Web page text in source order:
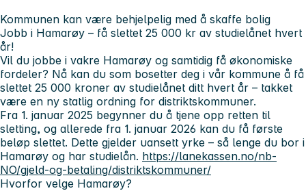
Kommunen kan være behjelpelig med å skaffe bolig
Jobb i Hamarøy – få slettet 25 000 kr av studielånet hvert
år!
Vil du jobbe i vakre Hamarøy og samtidig få økonomiske
fordeler? Nå kan du som bosetter deg i vår kommune å få
slettet 25 000 kroner av studielånet ditt hvert år – takket
være en ny statlig ordning for distriktskommuner.
Fra 1. januar 2025 begynner du å tjene opp retten til
sletting, og allerede fra 1. januar 2026 kan du få første
beløp slettet. Dette gjelder uansett yrke – så lenge du bor i
Hamarøy og har studielån. https://lanekassen.no/nb-
NO/gjeld-og-betaling/distriktskommuner/
Hvorfor velge Hamarøy?